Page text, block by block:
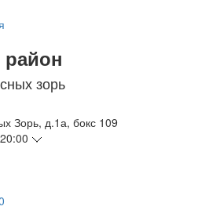
зорь
Зорь, д.1а, бокс 109